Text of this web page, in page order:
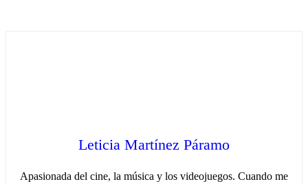
Leticia Martínez Páramo
Apasionada del cine, la música y los videojuegos. Cuando me